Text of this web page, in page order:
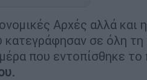
Αρχές αλλά και
κατεγράφησαν σε όλη
που εντοπίσθηκε